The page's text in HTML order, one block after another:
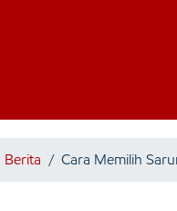
Berita / Cara Memilih